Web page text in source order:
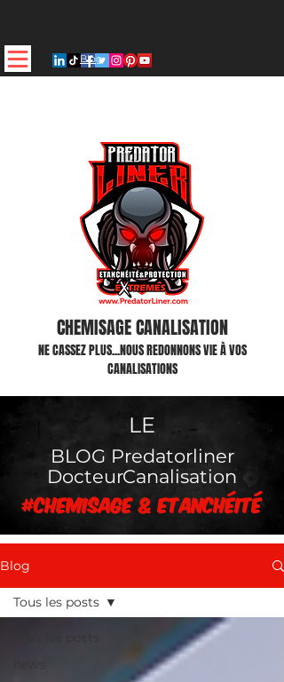
Blog
CHEMISAGE CANALISATION
NE CASSEZ PLUS...NOUS REDONNONS VIE À VOS
CANALISATIONS
LE
BLOG Predatorliner
DocteurCanalisation
#chemisage & Etanchéité
Blog
Tous les posts